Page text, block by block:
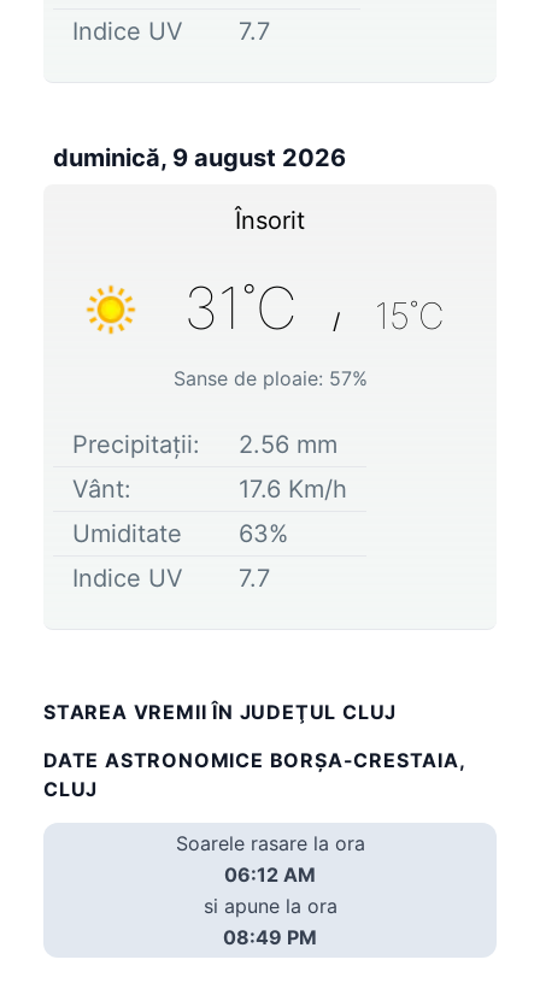
Indice UV
7.7
duminică, 9 august 2026
Însorit
31˚C / 15˚C
Sanse de ploaie: 57%
Precipitații: 2.56 mm
Vânt:
17.6 Km/h
Umiditate
63%
Indice UV
7.7
STAREA VREMII ÎN JUDEŢUL CLUJ
DATE ASTRONOMICE BORŞA-CRESTAIA,
CLUJ
Soarele rasare la ora
06:12 AM
si apune la ora
08:49 PM